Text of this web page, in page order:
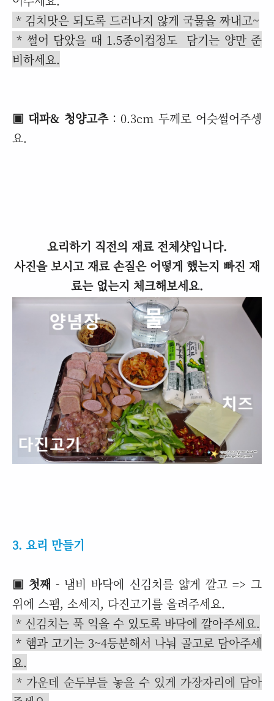
* 김치맛은 되도록 드러나지 않게 국물을 짜내고~
* 썰어 담았을 때 1.5종이컵정도 담기는 양만 준
비하세요.
▣ 대파& 청양고추: 0.3cm 두께로 어슷썰어주셍
요.
요리하기 직전의 재료 전체샷입니다.
사진을 보시고 재료 손질은 어떻게 했는지 빠진 재
료는 없는지 체크해보세요.
3. 요리 만들기
▣ 첫째 - 냄비 바닥에 신김치를 얇게 깔고 => 그
위에 스팸, 소세지, 다진고기를 올려주세요.
* 신김치는 푹 익을 수 있도록 바닥에 깔아주세요.
* 햄과 고기는 3~4등분해서 나눠 골고로 담아주세
요.
* 가운데 순두부들 놓을 수 있게 가장자리에 담아